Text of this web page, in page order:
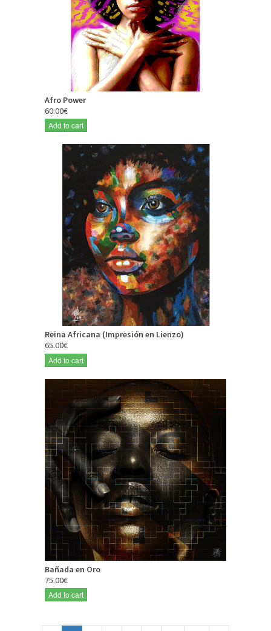
Afro Power
60.00€
Add to cart
Reina Africana (Impresión en Lienzo)
65.00€
Add to cart
Bañada en Oro
75.00€
Add to cart